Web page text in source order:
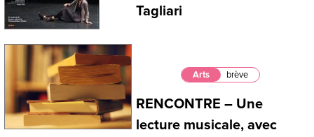
Tagliari
Arts brève
RENCONTRE – Une
lecture musicale, avec